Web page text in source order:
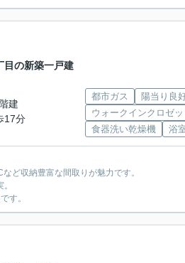
目の新築一戸建
建
17分
都市ガス
陽当り良
ウォークインクロゼッ
食器洗い乾燥機
浴
ど収納豊富な間取りが魅力です。
す。